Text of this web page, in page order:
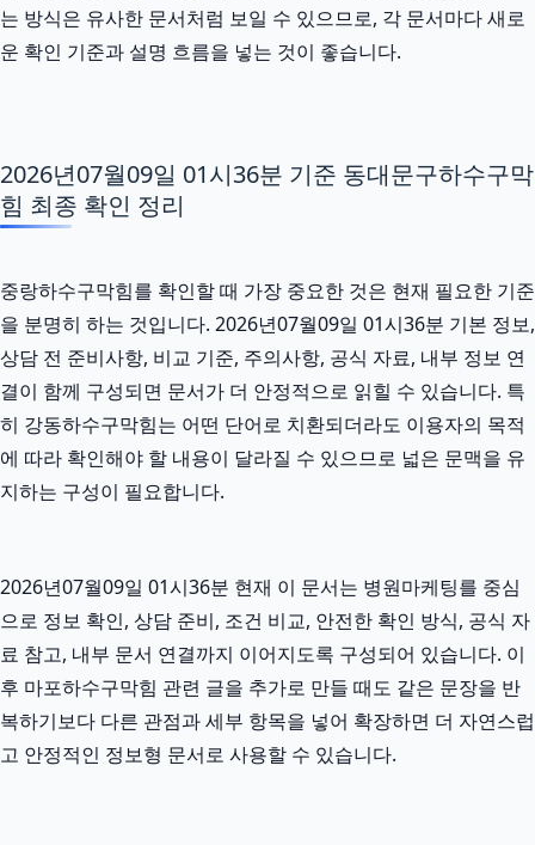
는 방식은 유사한 문서처럼 보일 수 있으므로, 각 문서마다 새로
운 확인 기준과 설명 흐름을 넣는 것이 좋습니다.
2026년07월09일 01시36분 기준 동대문구하수구막
힘 최종 확인 정리
중랑하수구막힘를 확인할 때 가장 중요한 것은 현재 필요한 기준
을 분명히 하는 것입니다. 2026년07월09일 01시36분 기본 정보,
상담 전 준비사항, 비교 기준, 주의사항, 공식 자료, 내부 정보 연
결이 함께 구성되면 문서가 더 안정적으로 읽힐 수 있습니다. 특
히 강동하수구막힘는 어떤 단어로 치환되더라도 이용자의 목적
에 따라 확인해야 할 내용이 달라질 수 있으므로 넓은 문맥을 유
지하는 구성이 필요합니다.
2026년07월09일 01시36분 현재 이 문서는 병원마케팅를 중심
으로 정보 확인, 상담 준비, 조건 비교, 안전한 확인 방식, 공식 자
료 참고, 내부 문서 연결까지 이어지도록 구성되어 있습니다. 이
후 마포하수구막힘 관련 글을 추가로 만들 때도 같은 문장을 반
복하기보다 다른 관점과 세부 항목을 넣어 확장하면 더 자연스럽
고 안정적인 정보형 문서로 사용할 수 있습니다.